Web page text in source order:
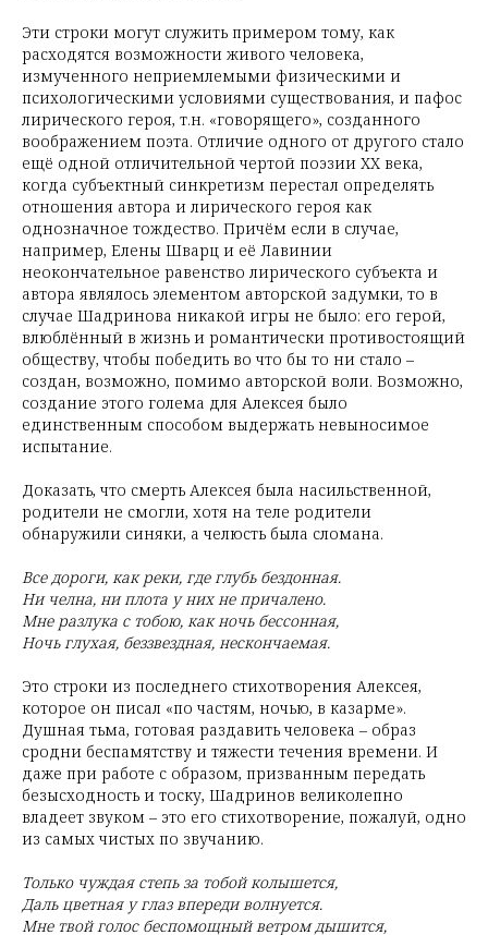
Эти строки могут служить примером тому, как
расходятся возможности живого человека,
измученного неприемлемыми физическими и
психологическими условиями существования, и пафос
лирического героя, т.н. «говорящего», созданного
воображением поэта. Отличие одного от другого стало
ещё одной отличительной чертой поэзии ХХ века,
когда субъектный синкретизм перестал определять
отношения автора и лирического героя как
однозначное тождество. Причём если в случае,
например, Елены Шварц и её Лавинии
неокончательное равенство лирического субъекта и
автора являлось элементом авторской задумки, то в
случае Шадринова никакой игры не было: его герой,
влюблённый в жизнь и романтически противостоящий
обществу, чтобы победить во что бы то ни стало –
создан, возможно, помимо авторской воли. Возможно,
создание этого голема для Алексея было
единственным способом выдержать невыносимое
испытание.
Доказать, что смерть Алексея была насильственной,
родители не смогли, хотя на теле родители
обнаружили синяки, а челюсть была сломана.
Все дороги, как реки, где глубь бездонная.
Ни челна, ни плота у них не причалено.
Мне разлука с тобою, как ночь бессонная,
Ночь глухая, беззвездная, нескончаемая.
Это строки из последнего стихотворения Алексея,
которое он писал «по частям, ночью, в казарме».
Душная тьма, готовая раздавить человека – образ
сродни беспамятству и тяжести течения времени. И
даже при работе с образом, призванным передать
безысходность и тоску, Шадринов великолепно
владеет звуком – это его стихотворение, пожалуй, одно
из самых чистых по звучанию.
Только чуждая степь за тобой колышется,
Даль цветная у глаз впереди волнуется.
Мне твой голос беспомощный ветром дышится,